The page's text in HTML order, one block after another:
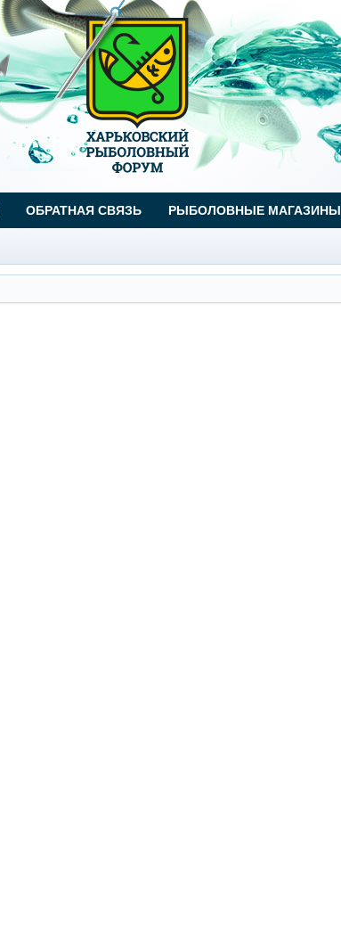
ОБРАТНАЯ СВЯЗЬ РЫБОЛОВНЫЕ МАГАЗИНЫ